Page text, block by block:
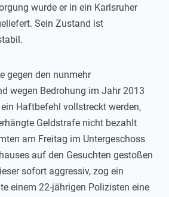
wurde er in ein Karlsruher
Sein Zustand ist
gegen den nunmehr
wegen Bedrohung im Jahr 2013
Haftbefehl vollstreckt werden,
Geldstrafe nicht bezahlt
am Freitag im Untergeschoss
auf den Gesuchten gestoßen
sofort aggressiv, zog ein
einem 22-jährigen Polizisten eine